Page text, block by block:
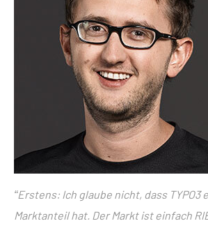
“Erstens: Ich glaube nicht, dass TYPO3
Marktanteil hat. Der Markt ist einfach